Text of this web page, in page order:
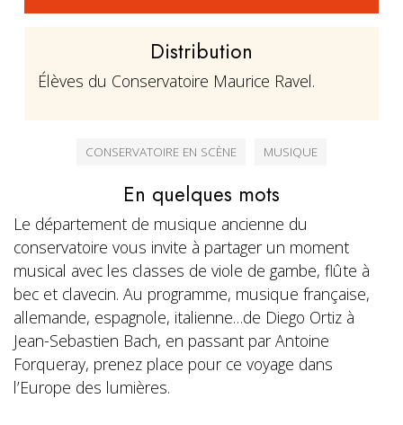
Distribution
Élèves du Conservatoire Maurice Ravel.
CONSERVATOIRE EN SCÈNE MUSIQUE
En quelques mots
Le département de musique ancienne du
conservatoire vous invite à partager un moment
musical avec les classes de viole de gambe, flûte à
bec et clavecin. Au programme, musique française,
allemande, espagnole, italienne…de Diego Ortiz à
Jean-Sebastien Bach, en passant par Antoine
Forqueray, prenez place pour ce voyage dans
l’Europe des lumières.